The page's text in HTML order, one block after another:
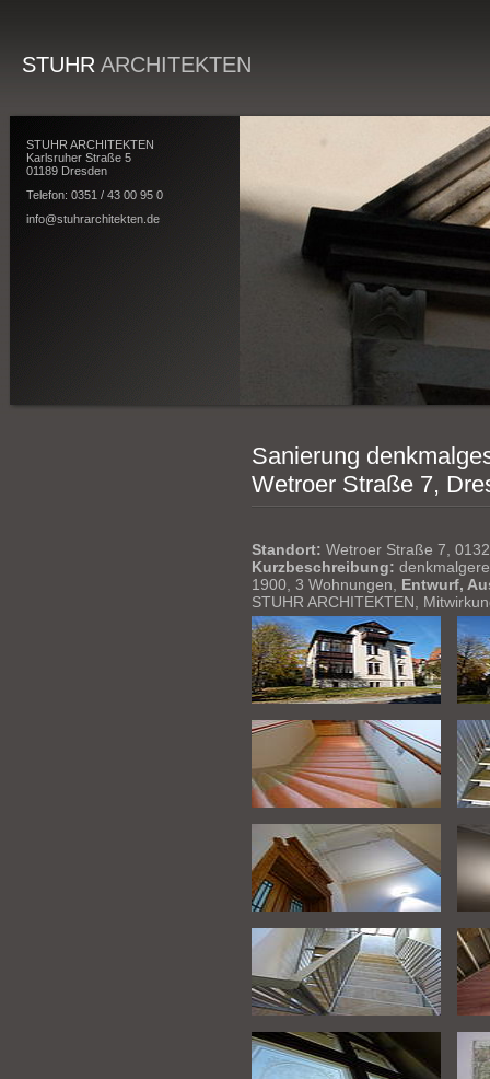
STUHR ARCHITEKTEN
STUHR ARCHITEKTEN
Karlsruher Straße 5
01189 Dresden
Telefon: 0351 / 43 00 95 0
info@stuhrarchitekten.de
Sanierung
Wetroer Straße 7,
Standort: Wetroer Straße 7,
Kurzbeschreibung:
1900, 3 Wohnungen, Entwurf,
STUHR ARCHITEKTEN,